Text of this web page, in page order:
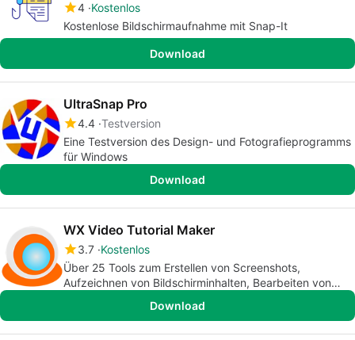
4 Kostenlos
Kostenlose Bildschirmaufnahme mit Snap-It
Download
UltraSnap Pro
4.4 Testversion
Eine Testversion des Design- und Fotografieprogramms
für Windows
Download
WX Video Tutorial Maker
3.7 Kostenlos
Über 25 Tools zum Erstellen von Screenshots,
Aufzeichnen von Bildschirminhalten, Bearbeiten von
Download